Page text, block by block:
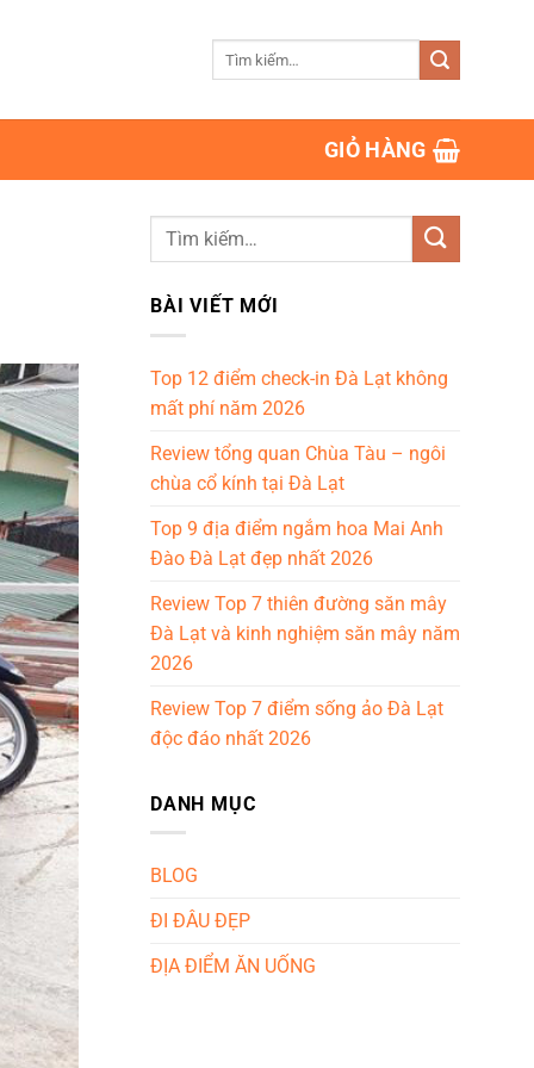
GIỎ HÀNG
BÀI VIẾT MỚI
Top 12 điểm check-in Đà Lạt không
mất phí năm 2026
Review tổng quan Chùa Tàu – ngôi
chùa cổ kính tại Đà Lạt
Top 9 địa điểm ngắm hoa Mai Anh
Đào Đà Lạt đẹp nhất 2026
Review Top 7 thiên đường săn mây
Đà Lạt và kinh nghiệm săn mây năm
2026
Review Top 7 điểm sống ảo Đà Lạt
độc đáo nhất 2026
DANH MỤC
BLOG
ĐI ĐÂU ĐẸP
ĐỊA ĐIỂM ĂN UỐNG